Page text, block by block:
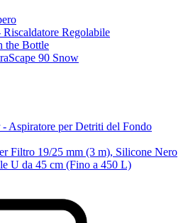
Regolabile
the Bottle
90 Snow
Aspiratore per Detriti del Fondo
Filtro 19/25 mm (3 m), Silicone Nero
U da 45 cm (Fino a 450 L)